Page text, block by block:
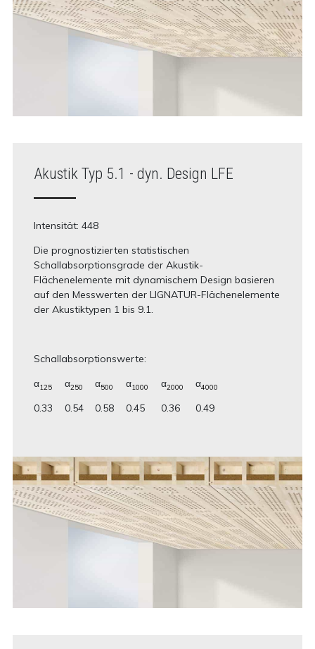
Akustik Typ 5.1 - dyn. Design LFE
Intensität: 448
Die prognostizierten statistischen
Schallabsorptionsgrade der Akustik-
Flächenelemente mit dynamischem Design basieren
auf den Messwerten der LIGNATUR-Flächenelemente
der Akustiktypen 1 bis 9.1.
Schallabsorptionswerte:
α125 α250 α500 α1000 α2000 α4000
0.33 0.54 0.58 0.45 0.36 0.49